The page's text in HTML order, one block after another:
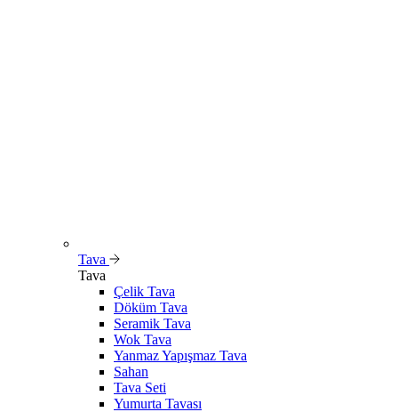
Tava
Tava
Çelik Tava
Döküm Tava
Seramik Tava
Wok Tava
Yanmaz Yapışmaz Tava
Sahan
Tava Seti
Yumurta Tavası